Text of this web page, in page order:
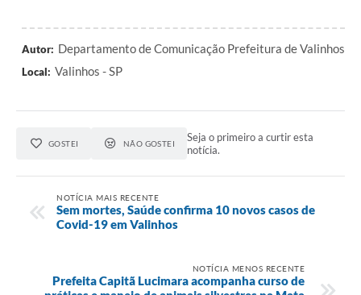
Autor: Departamento de Comunicação Prefeitura de Valinhos
Local: Valinhos - SP
GOSTEI NÃO GOSTEI
Seja o primeiro a curtir esta
notícia.
NOTÍCIA MAIS RECENTE
Sem mortes, Saúde confirma 10 novos casos de
Covid-19 em Valinhos
NOTÍCIA MENOS RECENTE
Prefeita Capitã Lucimara acompanha curso de